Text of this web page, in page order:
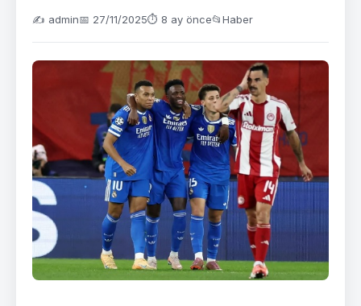
✍️ admin📅 27/11/2025⏱ 8 ay önce📂Haber